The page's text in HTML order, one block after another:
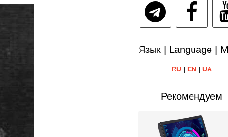
Язык | Language |
RU| EN| UA
Рекомендуем